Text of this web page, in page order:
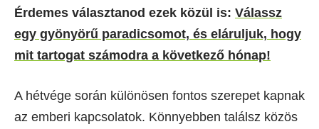
Érdemes választanod ezek közül is: Válassz
egy gyönyörű paradicsomot, és eláruljuk, hogy
mit tartogat számodra a következő hónap!
A hétvége során különösen fontos szerepet kapnak
az emberi kapcsolatok. Könnyebben találsz közös